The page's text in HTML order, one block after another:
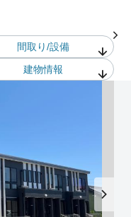
間取り/設備
建物情報